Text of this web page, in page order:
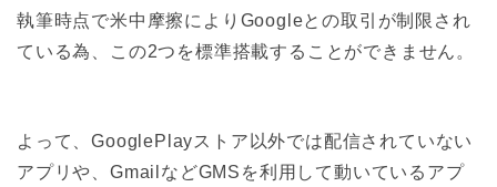
執筆時点で米中摩擦によりGoogleとの取引が制限され
ている為、この2つを標準搭載することができません。
よって、GooglePlayストア以外では配信されていない
アプリや、GmailなどGMSを利用して動いているアプ